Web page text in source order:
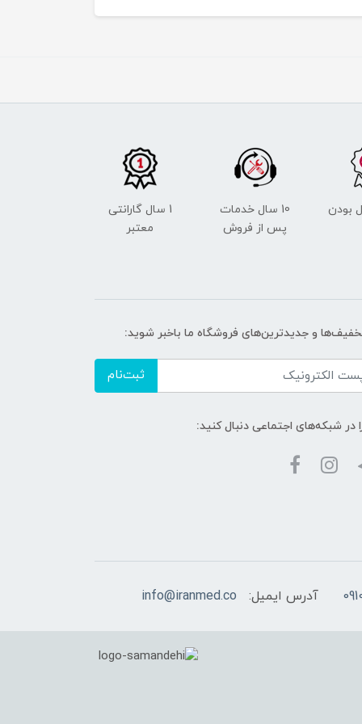
بودن
10 سال خدمات
پس از فروش
1 سال گارانتی
معتبر
و جدیدترین‌های فروشگاه ما باخبر شوید:
ثبت‌نام
در شبکه‌های اجتماعی دنبال کنید:
آدرس ایمیل: info@iranmed.co